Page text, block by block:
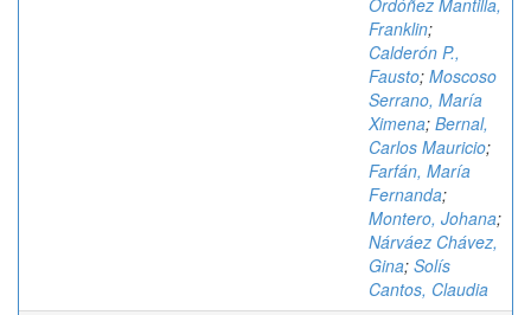
Ordóñez Mantilla,
Franklin;
Calderón P.,
Fausto; Moscoso
Serrano, María
Ximena; Bernal,
Carlos Mauricio;
Farfán, María
Fernanda;
Montero, Johana;
Nárváez Chávez,
Gina; Solís
Cantos, Claudia